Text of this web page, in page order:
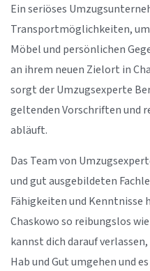
Ein seriöses
Transportmöglichkeiten,
Möbel und persönlichen
an ihrem neuen Zielort in
sorgt der Umzugsexperte
geltenden Vorschriften und
abläuft.
Das Team von
und gut ausgebildeten
Fähigkeiten und Kenntnisse
Chaskowo so reibungslos
kannst dich darauf
Hab und Gut umgehen und